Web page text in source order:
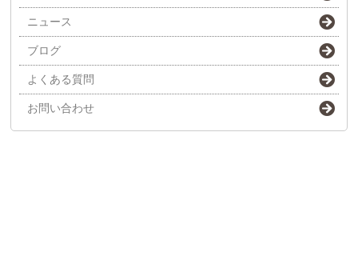
ニュース
ブログ
よくある質問
お問い合わせ